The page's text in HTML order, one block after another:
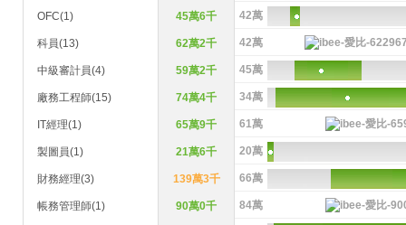
OFC(1) 45萬6千 42萬
科員(13) 62萬2千 42萬
中級審計員(4) 59萬2千 45萬
廠務工程師(15) 74萬4千 34萬
IT經理(1) 65萬9千 61萬
製圖員(1) 21萬6千 20萬
財務經理(3) 139萬3千 66萬
帳務管理師(1) 90萬0千 84萬